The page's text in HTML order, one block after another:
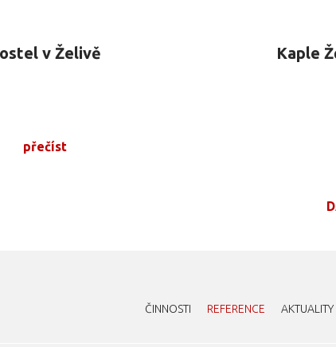
v Želivě
přečíst
Kaple
ČINNOSTI REFERENCE AKTUALITY